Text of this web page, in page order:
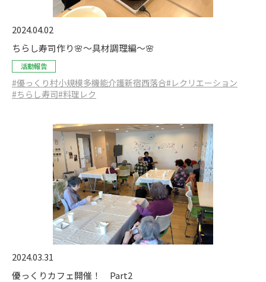
2024.04.02
ちらし寿司作り🌸〜具材調理編〜🌸
活動報告
#優っくり村小規模多機能介護新宿西落合#レクリエーション
#ちらし寿司#料理レク
2024.03.31
優っくりカフェ開催！ Part2